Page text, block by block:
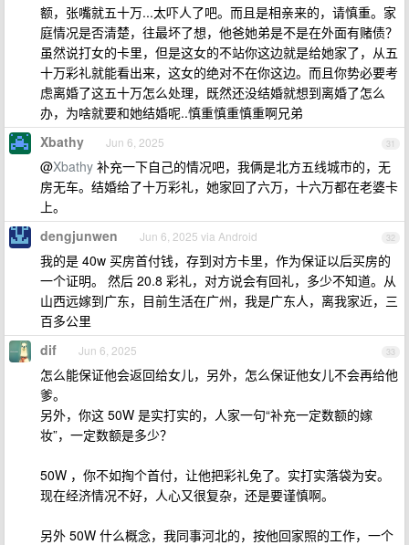
额，张嘴就五十万...太吓人了吧。而且是相亲来的，请慎重。家
庭情况是否清楚，往最坏了想，他爸她弟是不是在外面有赌债？
虽然说打女的卡里，但是这女的不站你这边就是给她家了，从五
十万彩礼就能看出来，这女的绝对不在你这边。而且你势必要考
虑离婚了这五十万怎么处理，既然还没结婚就想到离婚了怎么
办，为啥就要和她结婚呢..慎重慎重慎重啊兄弟
31
Xbathy Jun 6, 2025
@Xbathy 补充一下自己的情况吧，我俩是北方五线城市的，无
房无车。结婚给了十万彩礼，她家回了六万，十六万都在老婆卡
上。
32
dengjunwen Jun 6, 2025 via Android
我的是 40w 买房首付钱，存到对方卡里，作为保证以后买房的
一个证明。 然后 20.8 彩礼，对方说会有回礼，多少不知道。从
山西远嫁到广东，目前生活在广州，我是广东人，离我家近，三
百多公里
33
dif Jun 6, 2025
怎么能保证他会返回给女儿，另外，怎么保证他女儿不会再给他
爹。
另外，你这 50W 是实打实的，人家一句“补充一定数额的嫁
妆”，一定数额是多少？
50W ，你不如掏个首付，让他把彩礼免了。实打实落袋为安。
现在经济情况不好，人心又很复杂，还是要谨慎啊。
另外 50W 什么概念，我同事河北的，按他回家照的工作，一个